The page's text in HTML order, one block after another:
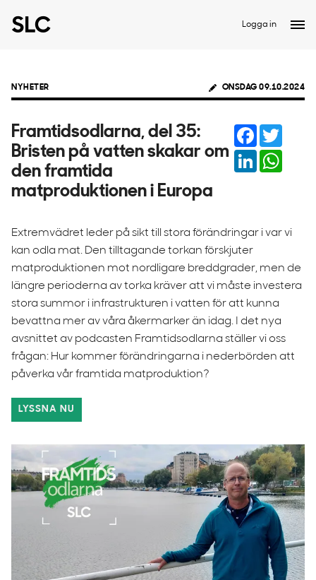
Logga in
NYHETER ONSDAG 09.10.2024
Framtidsodlarna, del 35:
Bristen på vatten skakar om
den framtida
matproduktionen i Europa
Facebook
LinkedIn
Extremvädret leder på sikt till stora förändringar i var vi
kan odla mat. Den tilltagande torkan förskjuter
matproduktionen mot nordligare breddgrader, men de
längre perioderna av torka kräver att vi måste investera
stora summor i infrastrukturen i vatten för att kunna
bevattna mer av våra åkermarker än idag. I det nya
avsnittet av podcasten Framtidsodlarna ställer vi oss
frågan: Hur kommer förändringarna i nederbörden att
påverka vår framtida matproduktion?
LYSSNA NU